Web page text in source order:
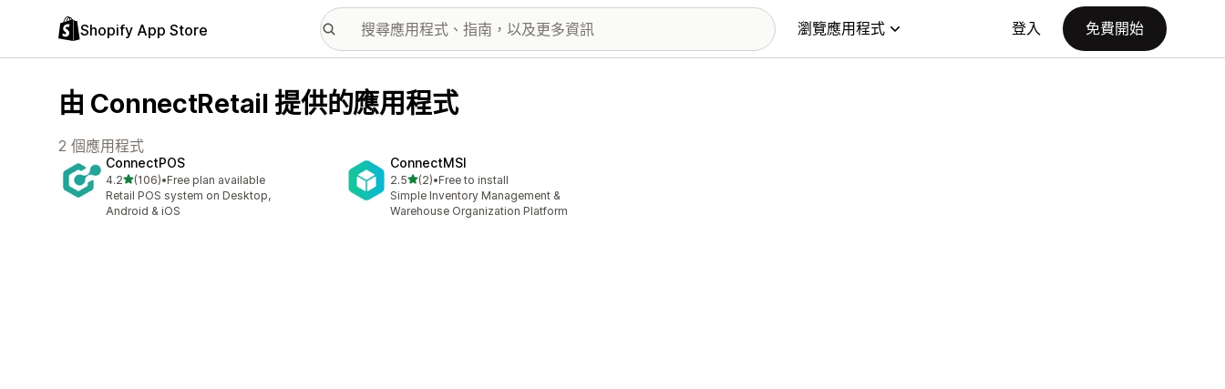
Shopify App Store 瀏覽應用程式 登入 免費開始
由 ConnectRetail 提供的應用程式
2 個應用程式
ConnectPOS
4.2滿分 5 顆星
(106)
共有 106 則評價
•Free plan available
Retail POS system on Desktop,
Android & iOS
ConnectMSI
2.5滿分 5 顆星
(2)
共有 2 則評價
•Free to install
Simple Inventory Management &
Warehouse Organization Platform